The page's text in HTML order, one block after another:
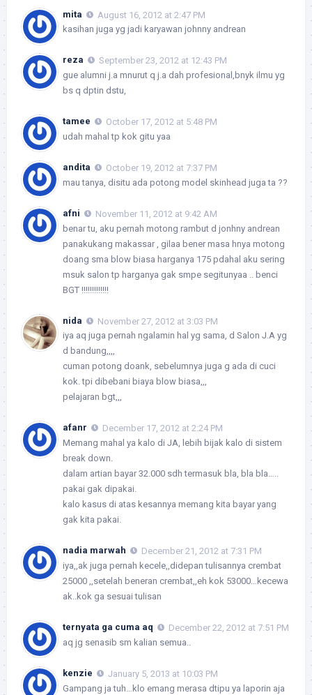
mita
August 16, 2012 at 2:47 PM
kasihan juga yg jadi karyawan johnny andrean
reza
September 23, 2012 at 12:43 PM
gue alumni j.a mnurut q j.a dah profesional,bnyk ilmu yg
bs q dptin dstu,
tamee
October 17, 2012 at 5:48 PM
udah mahal tp kok gitu yaa
andita
October 19, 2012 at 7:37 PM
mau tanya, disitu ada potong model skinhead juga ta ??
afni
November 11, 2012 at 9:42 AM
benar tu, aku pernah motong rambut d jonhny andrean
panakukang makassar , gilaa bener masa hnya motong
doang sma blow biasa harganya 175 pdahal aku sering
msuk salon tp harganya gak smpe segitunyaa .. benci
BGT !!!!!!!!!!!!!
nida
November 27, 2012 at 3:03 PM
iya aq juga pernah ngalamin hal yg sama, d Salon J.A yg
d bandung,,,,
cuman potong doank, sebelumnya juga g ada di cuci
kok. tpi dibebani biaya blow biasa,,,
pelajaran bgt,,,
afanr
December 17, 2012 at 2:24 PM
Memang mahal ya kalo di JA, lebih bijak kalo di sistem
break down.
dalam artian bayar 32.000 sdh termasuk bla, bla bla…..
pakai gak dipakai.
kalo kasus di atas kesannya memang kita bayar yang
gak kita pakai.
nadia marwah
December 21, 2012 at 7:31 PM
iya,,ak juga pernah kecele,,didepan tulisannya crembat
25000 ,,setelah beneran crembat,,eh kok 53000…kecewa
ak..kok ga sesuai tulisan
ternyata ga cuma aq
December 22, 2012 at 7:51 PM
aq jg senasib sm kalian semua..
kenzie
January 5, 2013 at 10:03 PM
Gampang ja tuh…klo emang merasa dtipu ya laporin aja